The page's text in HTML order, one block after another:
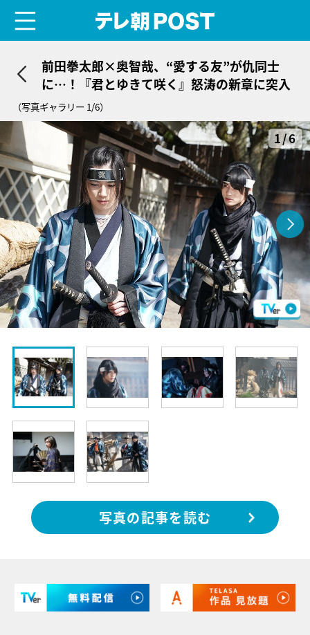
前田拳太郎×奥智哉、“愛する友”が仇同士
に…！『君とゆきて咲く』怒涛の新章に突入
（写真ギャラリー 1/6）
1/6
写真の記事を読む